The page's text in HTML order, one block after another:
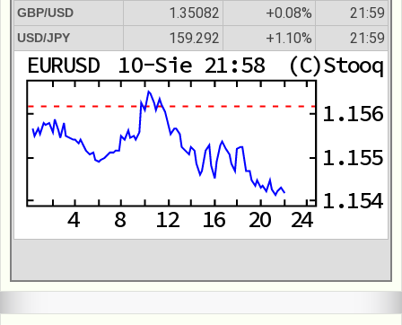
GBP/USD 1.35082 +0.08% 21:59
USD/JPY 159.292 +1.10% 21:59